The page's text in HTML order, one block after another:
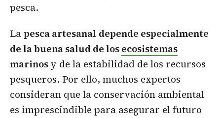
pesca.
Lapesca artesanal depende especialmente
de la buena salud de losecosistemas
marinosy de la estabilidad de los recursos
pesqueros. Por ello, muchos expertos
consideran que la conservación ambiental
es imprescindible para asegurar el futuro